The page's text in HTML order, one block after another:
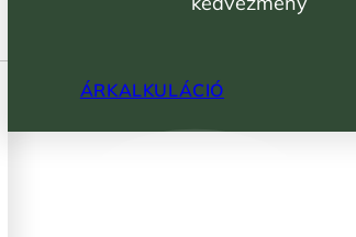
ÁRKALKULÁCIÓ